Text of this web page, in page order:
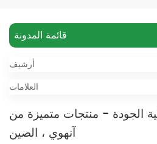
قائمة المدونة
أرشيف
العلامات
الجودة - منتجات متميزة من
آنهوي ، الصين